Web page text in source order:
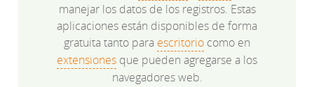
manejar los datos de los registros. Estas
aplicaciones están disponibles de forma
gratuita tanto para escritorio como en
extensiones que pueden agregarse a los
navegadores web.